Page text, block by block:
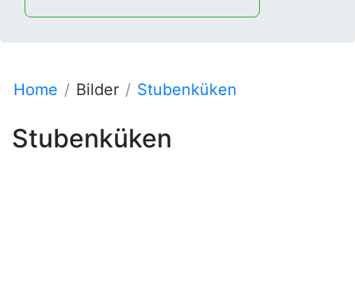
Home Bilder Stubenküken
Stubenküken